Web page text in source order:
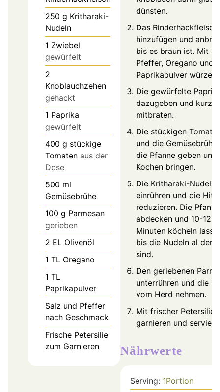
250 g Kritharaki-
Nudeln
1 Zwiebel
gewürfelt
2
Knoblauchzehen
gehackt
1 Paprika
gewürfelt
400 g stückige
Tomaten aus der
Dose
500 ml
Gemüsebrühe
100 g Parmesan
gerieben
2 EL Olivenöl
1 TL Oregano
1 TL
Paprikapulver
Salz und Pfeffer
nach Geschmack
Frische Petersilie
zum Garnieren
dünsten.
Das Rinderhackfleisch
hinzufügen und
bis es braun ist. Mit
Pfeffer, Oregano und
Paprikapulver würzen.
Die gewürfelte
dazugeben und kurz
mitbraten.
Die stückigen
und die Gemüsebrühe
die Pfanne geben und
Kochen bringen.
Die Kritharaki-Nudeln
einrühren und die
reduzieren. Die Pfanne
abdecken und 10-12
Minuten köcheln
bis die Nudeln al
sind.
Den geriebenen
unterrühren und die
vom Herd nehmen.
Mit frischer Petersilie
garnieren und
Nährwerte
Serving: 1Portion